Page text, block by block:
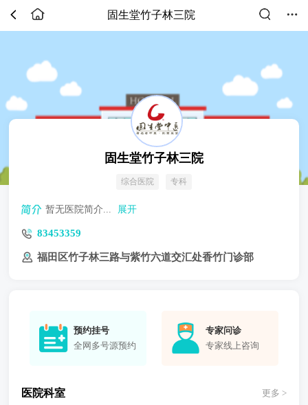
固生堂竹子林三院
固生堂竹子林三院
综合医院 专科
暂无医院简介... 展开
83453359
福田区竹子林三路与紫竹六道交汇处香竹门诊部
预约挂号
全网多号源预约
专家问诊
专家线上咨询
医院科室 更多 >